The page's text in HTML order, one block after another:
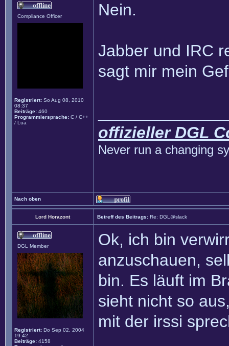
Compliance Officer
Registriert: So Aug 08, 2010
08:37
Beiträge: 460
Programmiersprache: C / C++
/ Lua
Nein.
Jabber und IRC
sagt mir mein
offizieller DGL
Never run a changing
Nach oben
Lord Horazont Betreff des Beitrags: Re: DGL@slack
DGL Member
Registriert: Do Sep 02, 2004
19:42
Beiträge: 4158
Ok, ich bin
anzuschauen,
bin. Es läuft im
sieht nicht so
mit der irssi